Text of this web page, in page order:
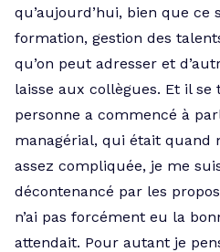
qu’aujourd’hui, bien que
formation, gestion des
qu’on peut adresser et
laisse aux collègues. Et il
personne a commencé à
managérial, qui était quand
assez compliquée, je me
décontenancé par les
n’ai pas forcément eu la
attendait. Pour autant je